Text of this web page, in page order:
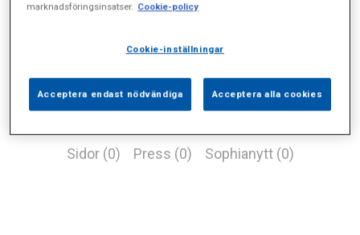
Sidor (0) Press (0) Sophianytt (0)
marknadsföringsinsatser. Cookie-policy
Cookie-inställningar
Acceptera endast nödvändiga Acceptera alla cookies